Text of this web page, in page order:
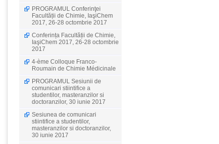
PROGRAMUL Conferinţei
Facultății de Chimie, IaşiChem
2017, 26-28 octombrie 2017
Conferința Facultății de Chimie,
IaşiChem 2017, 26-28 octombrie
2017
4-ème Colloque Franco-
Roumain de Chimie Médicinale
PROGRAMUL Sesiunii de
comunicari stiintifice a
studentilor, masteranzilor si
doctoranzilor, 30 iunie 2017
Sesiunea de comunicari
stiintifice a studentilor,
masteranzilor si doctoranzilor,
30 iunie 2017